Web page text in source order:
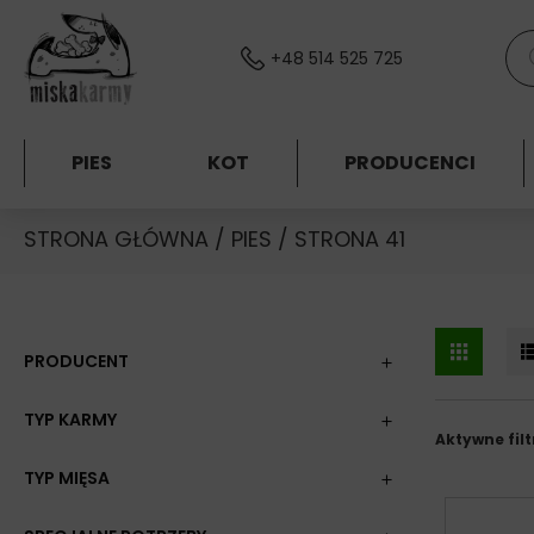
Skocz do treści
+48 514 525 725
PIES KOT PRODUCENCI
STRONA GŁÓWNA / PIES / STRONA 41
Aktywne
PRODUCENT
TYP KARMY
TYP MIĘSA